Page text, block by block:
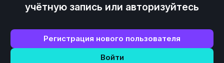
учётную запись или авторизуйтесь
Регистрация нового пользователя
Войти